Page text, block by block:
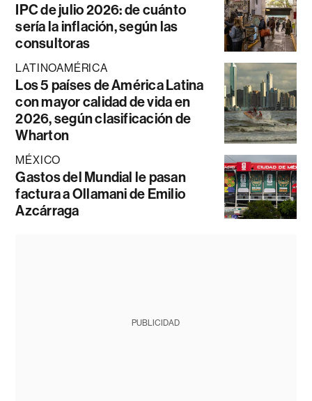
IPC de julio 2026: de cuánto
sería la inflación, según las
consultoras
LATINOAMÉRICA
Los 5 países de América Latina
con mayor calidad de vida en
2026, según clasificación de
Wharton
MÉXICO
Gastos del Mundial le pasan
factura a Ollamani de Emilio
Azcárraga
PUBLICIDAD